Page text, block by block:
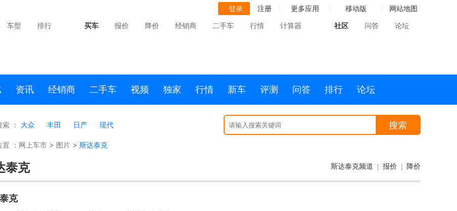
登录 注册 更多应用 移动版 网站地图
车型 排行 买车 报价 降价 经销商 二手车 行情 计算器 社区 问答 论坛
资讯 经销商 二手车 视频 独家 行情 新车 评测 问答 排行 论坛
： 大众 丰田 日产 现代 搜索
： 网上车市 > 图片 > 斯达泰克
泰克 斯达泰克频道 报价 降价
克